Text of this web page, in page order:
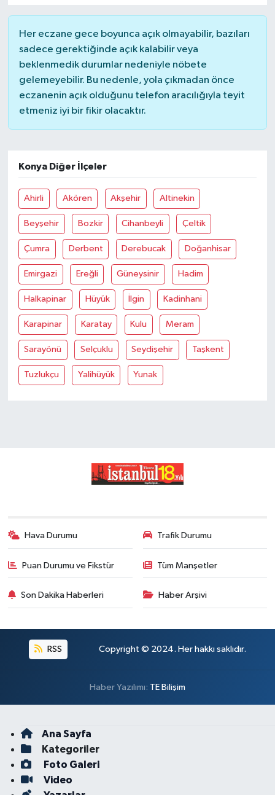
Her eczane gece boyunca açık olmayabilir, bazıları
sadece gerektiğinde açık kalabilir veya
beklenmedik durumlar nedeniyle nöbete
gelemeyebilir. Bu nedenle, yola çıkmadan önce
eczanenin açık olduğunu telefon aracılığıyla teyit
etmeniz iyi bir fikir olacaktır.
Konya Diğer İlçeler
Ahirli Akören Akşehir Altinekin
Beyşehir Bozkir Cihanbeyli Çeltik
Çumra Derbent Derebucak Doğanhisar
Emirgazi Ereğli Güneysinir Hadim
Halkapinar Hüyük İlgin Kadinhani
Karapinar Karatay Kulu Meram
Sarayönü Selçuklu Seydişehir Taşkent
Tuzlukçu Yalihüyük Yunak
Hava Durumu Trafik Durumu
Puan Durumu ve Fikstür Tüm Manşetler
Son Dakika Haberleri Haber Arşivi
RSS Copyright © 2024. Her hakkı saklıdır.
Haber Yazılımı: TE Bilişim
Ana Sayfa
Kategoriler
Foto Galeri
Video